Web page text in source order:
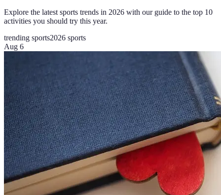
Explore the latest sports trends in 2026 with our guide to the top 10
activities you should try this year.
trending sports2026 sports
Aug 6